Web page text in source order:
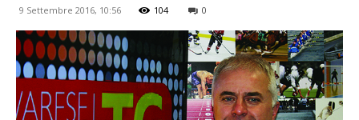
9 Settembre 2016, 10:56 104 0